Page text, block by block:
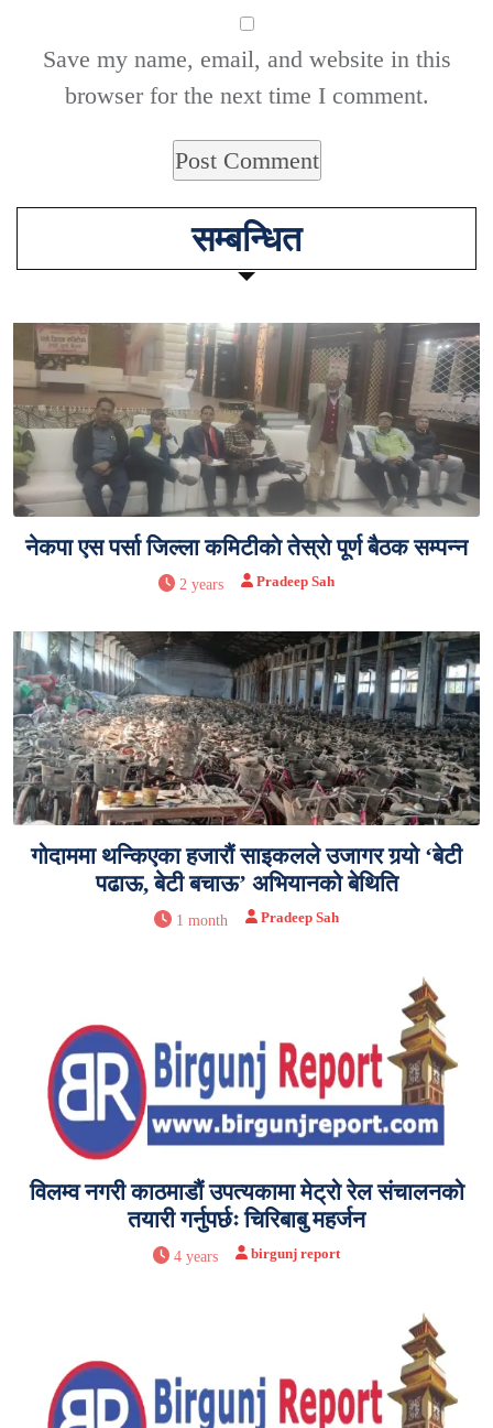
Save my name, email, and website in this
browser for the next time I comment.
सम्बन्धित
नेकपा एस पर्सा जिल्ला कमिटीकाे तेस्राे पूर्ण बैठक सम्पन्न
2 years Pradeep Sah
गोदाममा थन्किएका हजारौं साइकलले उजागर गर्‍यो ‘बेटी
पढाऊ, बेटी बचाऊ’ अभियानको बेथिति
1 month Pradeep Sah
विलम्व नगरी काठमाडौं उपत्यकामा मेट्रो रेल संचालनको
तयारी गर्नुपर्छः चिरिबाबु महर्जन
4 years birgunj report